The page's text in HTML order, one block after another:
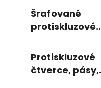
Šrafované
protiskluzové
Protiskluzové
čtverce, pásy,